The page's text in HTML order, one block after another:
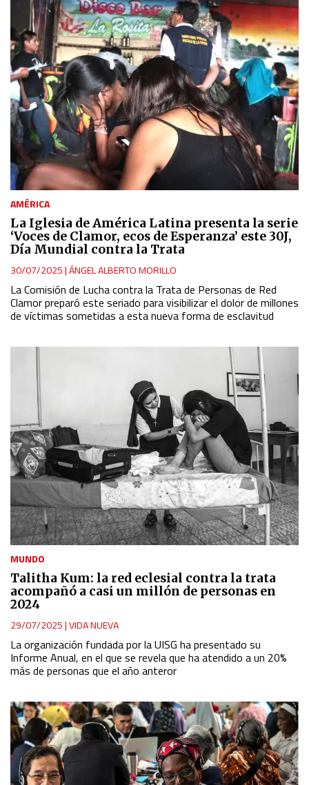
AMÉRICA
La Iglesia de América Latina presenta la serie
‘Voces de Clamor, ecos de Esperanza’ este 30J,
Día Mundial contra la Trata
30/07/2025|ÁNGEL ALBERTO MORILLO
La Comisión de Lucha contra la Trata de Personas de Red
Clamor preparó este seriado para visibilizar el dolor de millones
de víctimas sometidas a esta nueva forma de esclavitud
MUNDO
Talitha Kum: la red eclesial contra la trata
acompañó a casi un millón de personas en
2024
29/07/2025|VIDA NUEVA
La organización fundada por la UISG ha presentado su
Informe Anual, en el que se revela que ha atendido a un 20%
más de personas que el año anteror